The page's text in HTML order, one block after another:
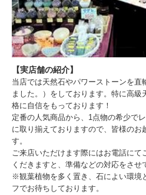
【実店舗の紹介】
当店では天然石やパワーストーンを直
ました。）をしております。特に高級
格に自信をもっております！
定番の人気商品から、1点物の希少で
に取り揃えておりますので、皆様のお
す。
ご来店いただけます際にはお電話にて
くだきますと、準備などの対応をさせ
※観葉植物を多く置き、石によい環境
フでお待ちしております。